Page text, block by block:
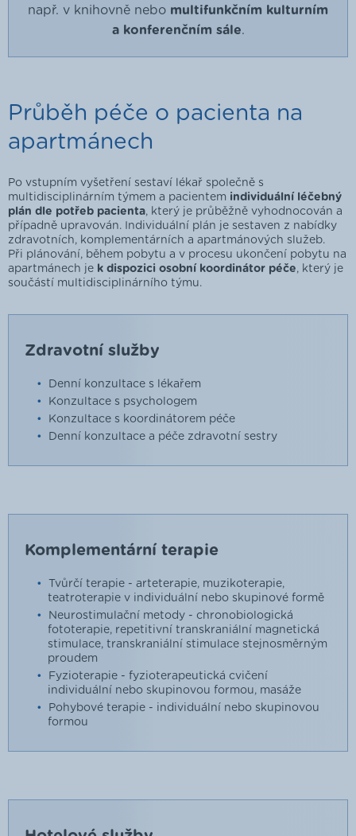
např. v knihovně nebo multifunkčním kulturním
a konferenčním sále.
Průběh péče o pacienta na
apartmánech
Po vstupním vyšetření sestaví lékař společně s
multidisciplinárním týmem a pacientem individuální léčebný
plán dle potřeb pacienta, který je průběžně vyhodnocován a
případně upravován. Individuální plán je sestaven z nabídky
zdravotních, komplementárních a apartmánových služeb.
Při plánování, během pobytu a v procesu ukončení pobytu na
apartmánech je k dispozici osobní koordinátor péče, který je
součástí multidisciplinárního týmu.
Zdravotní služby
Denní konzultace s lékařem
Konzultace s psychologem
Konzultace s koordinátorem péče
Denní konzultace a péče zdravotní sestry
Komplementární terapie
Tvůrčí terapie - arteterapie, muzikoterapie,
teatroterapie v individuální nebo skupinové formě
Neurostimulační metody - chronobiologická
fototerapie, repetitivní transkraniální magnetická
stimulace, transkraniální stimulace stejnosměrným
proudem
Fyzioterapie - fyzioterapeutická cvičení
individuální nebo skupinovou formou, masáže
Pohybové terapie - individuální nebo skupinovou
formou